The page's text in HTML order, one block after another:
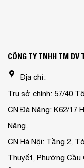
CÔNG TY TNHH TM DV
Địa chỉ:
Trụ sở chính: 57/40
CN Đà Nẵng: K62/17
Nẵng.
CN Hà Nội: Tầng 2,
Thuyết, Phường Cầu